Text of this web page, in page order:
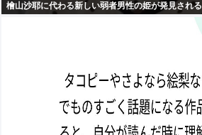
檜山沙耶に代わる新しい弱者男性の姫が発見される